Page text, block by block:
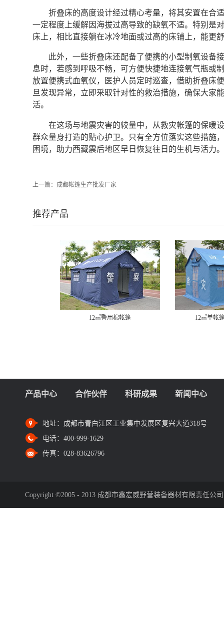
折叠床的高度设计经过精心考量，将其安置在合
一定程度上缓解因海拔过高导致的缺氧不适。特别是
床上，相比直接躺在冰冷地面或过高的床铺上，能更
此外，一些折叠床还配备了便携的小型制氧设备
息时，若感到呼吸不畅，可方便快捷地连接氧气瓶或
放置便携式血氧仪，医护人员定时巡查，借助折叠床
旦发现异常，立即采取针对性的救治措施，确保大家
活。
在这场与地震灾害的较量中，从救灾帐篷的保暖
群众量身打造的贴心护卫。只有全方位落实这些措施
困境，助力西藏震后地区早日恢复往日的生机与活力。
上一篇： 成都帐篷生产批发厂家
推荐产品
12㎡警用棉帐篷 12㎡单帐
产品中心 合作伙伴 科研成果 新闻中心
地址： 成都市青白江区工业集中发展区复兴大道318号
电话： 400-999-1629
传真： 028-83626796
Copyright ©2005 - 2013 成都市鑫宏威野营装备器材有限责任公司